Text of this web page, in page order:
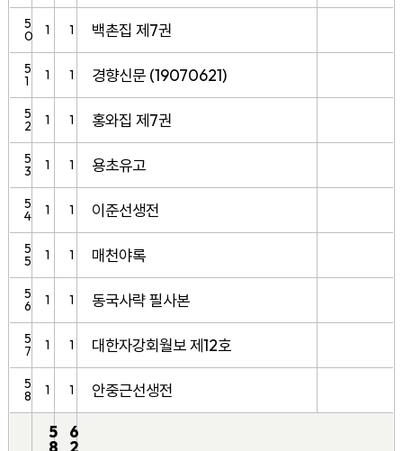
5
0 1 1 백촌집 제7권
5
1 1 1 경향신문 (19070621)
5
2 1 1 홍와집 제7권
5
3 1 1 용초유고
5
4 1 1 이준선생전
5
5 1 1 매천야록
5
6 1 1 동국사략 필사본
5
7 1 1 대한자강회월보 제12호
5
8 1 1
안중근선생전
5
8
6
2